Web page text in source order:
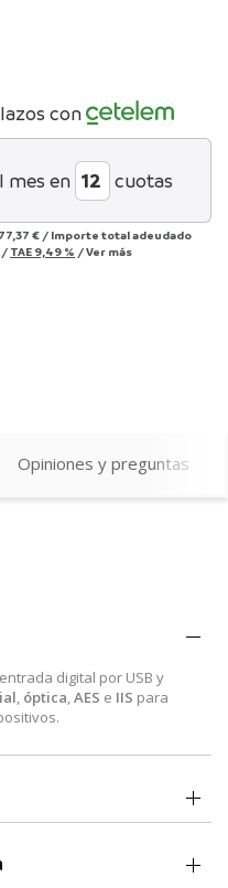
con
mes en cuotas
€ / Importe total adeudado
/ TAE 9,49 % /Ver más
Opiniones y preguntas
digital por USB y
óptica AES e IIS para
la mayor resolución musical